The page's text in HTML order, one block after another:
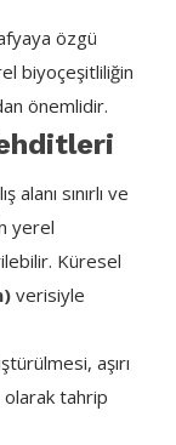
özgü
biyoçeşitliliğin
önemlidir.
alanı sınırlı ve
yerel
Küresel
verisiyle
aşırı
tahrip